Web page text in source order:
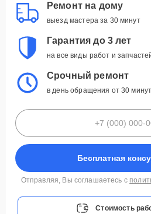
Ремонт на дому
выезд мастера за 30 минут
Гарантия до 3 лет
на все виды работ и
Срочный ремонт
в день обращения от 30 минут
Бесплатная
Отправляя, Вы соглашаетесь с
Стоимость